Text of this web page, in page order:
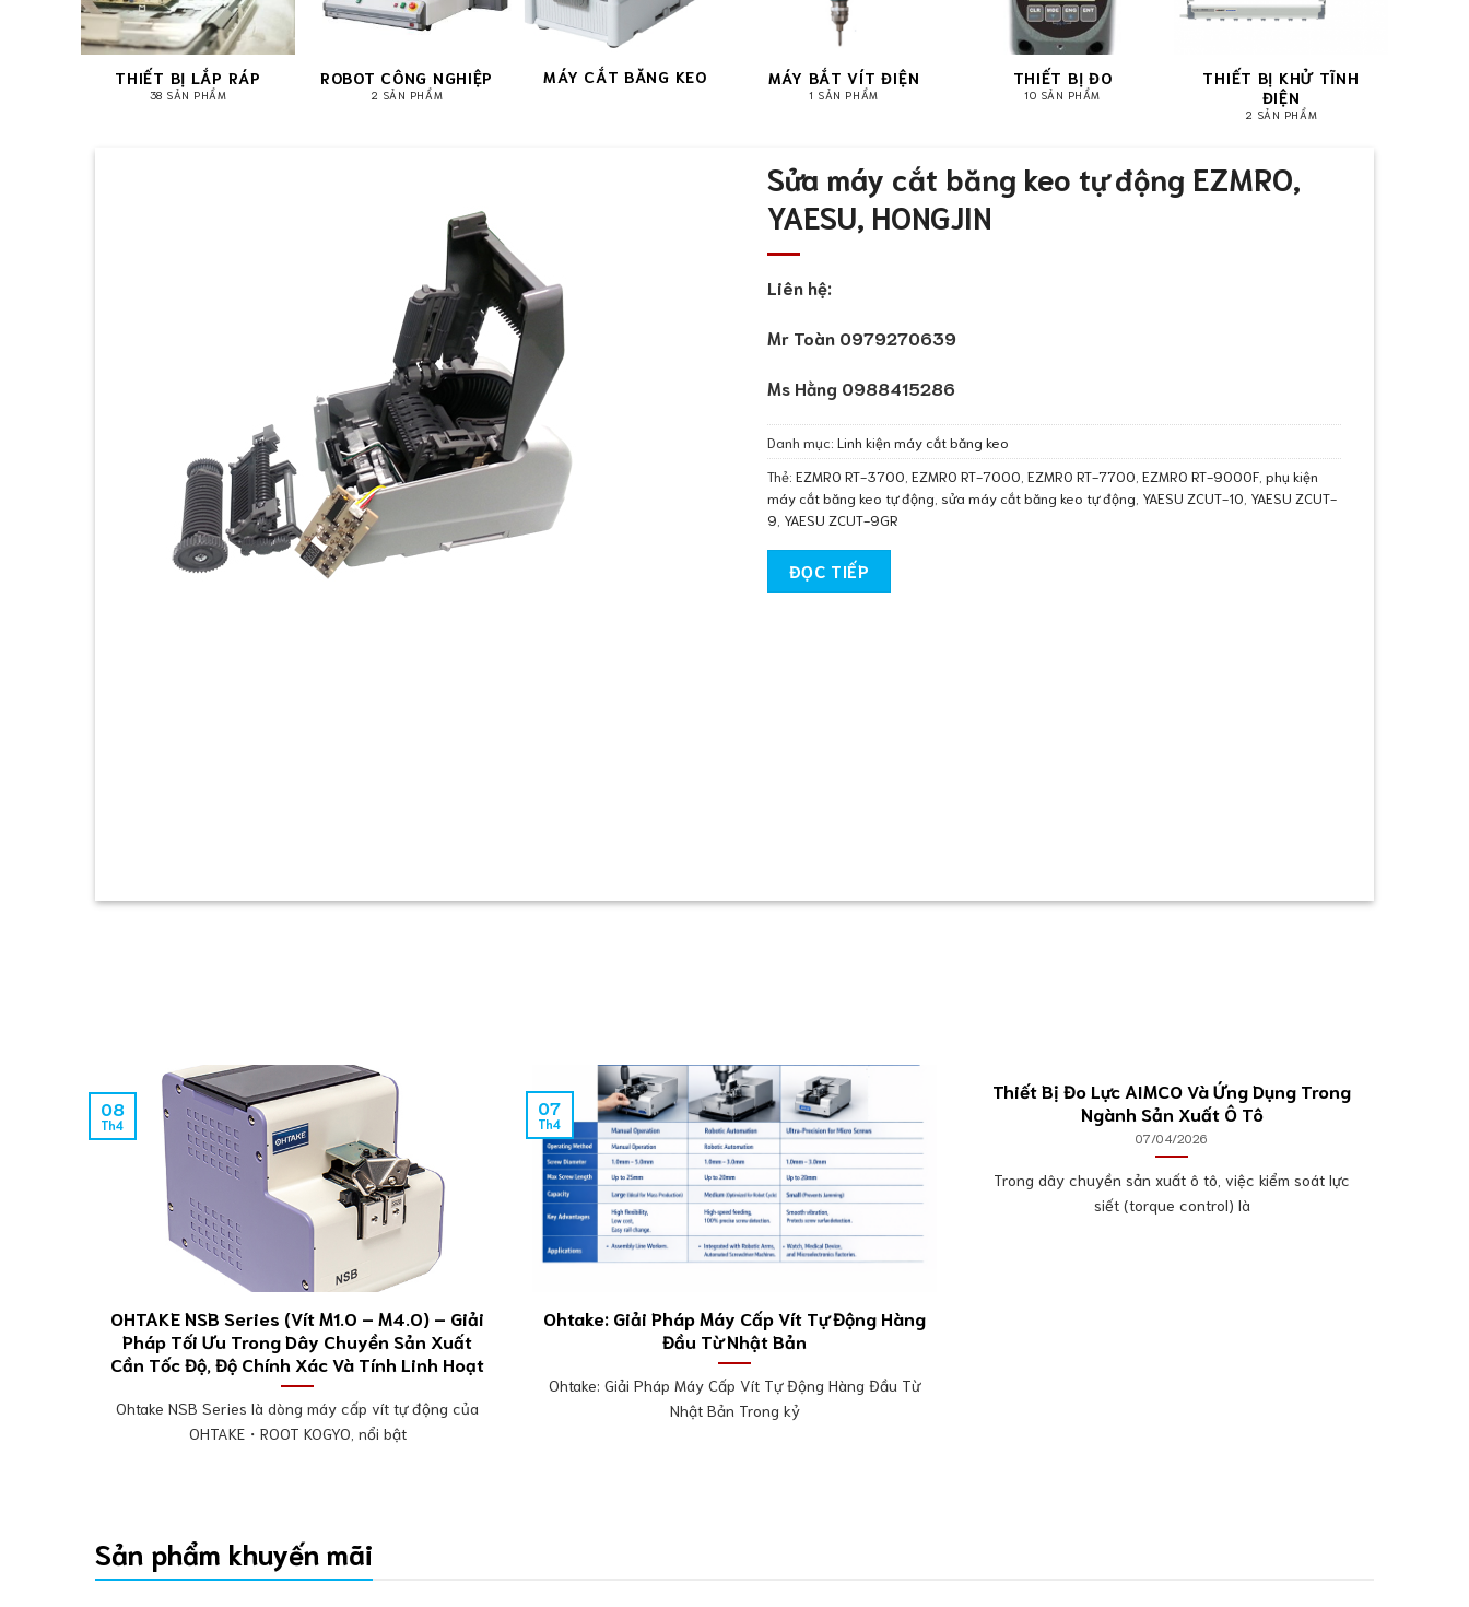
THIẾT BỊ LẮP RÁP
38 SẢN PHẨM
ROBOT CÔNG NGHIỆP
2 SẢN PHẨM
MÁY CẮT BĂNG KEO MÁY BẮT VÍT ĐIỆN
1 SẢN PHẨM
THIẾT BỊ ĐO
10 SẢN PHẨM
THIẾT BỊ KHỬ TĨNH
ĐIỆN
2 SẢN PHẨM
Sửa máy cắt băng keo tự động EZMRO,
YAESU, HONGJIN
Liên hệ:
Mr Toàn 0979270639
Ms Hằng 0988415286
Danh mục: Linh kiện máy cắt băng keo
Thẻ: EZMRO RT-3700 EZMRO RT-7000 EZMRO RT-7700 EZMRO RT-9000F phụ kiện
máy cắt băng keo tự động sửa máy cắt băng keo tự động YAESU ZCUT-10 YAESU ZCUT-
9 YAESU ZCUT-9GR
ĐỌC TIẾP
OHTAKE NSB Series (Vít M1.0 – M4.0) – Giải
Pháp Tối Ưu Trong Dây Chuyền Sản Xuất
Cần Tốc Độ, Độ Chính Xác Và Tính Linh Hoạt
Ohtake NSB Series là dòng máy cấp vít tự động của
OHTAKE・ROOT KOGYO, nổi bật
08
Th4
Ohtake: Giải Pháp Máy Cấp Vít Tự Động Hàng
Đầu Từ Nhật Bản
Ohtake: Giải Pháp Máy Cấp Vít Tự Động Hàng Đầu Từ
Nhật Bản Trong kỷ
07
Th4
Thiết Bị Đo Lực AIMCO Và Ứng Dụng Trong
Ngành Sản Xuất Ô Tô
07/04/2026
Trong dây chuyền sản xuất ô tô, việc kiểm soát lực
siết (torque control) là
Sản phẩm khuyến mãi